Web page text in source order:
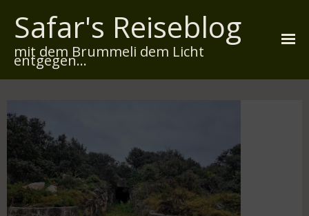
Safar's Reiseblog
mit dem Brummeli dem Licht
entgegen...
Über mich
Reiserouten
Widmung
Kontakt